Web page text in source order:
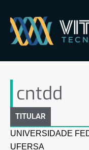
para
conteúdo
cntdd
TITULAR
UNIVERSIDADE
UFERSA